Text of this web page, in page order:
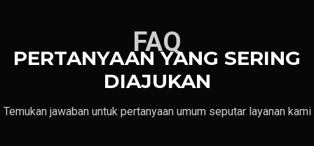
FAQ
PERTANYAAN YANG SERING
DIAJUKAN
Temukan jawaban untuk pertanyaan umum seputar layanan kami